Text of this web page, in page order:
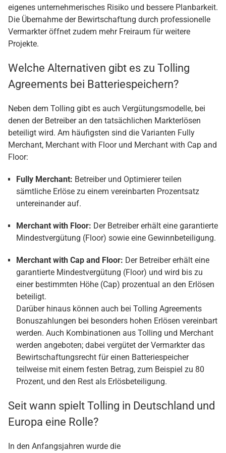
eigenes unternehmerisches Risiko und bessere Planbarkeit.
Die Übernahme der Bewirtschaftung durch professionelle
Vermarkter öffnet zudem mehr Freiraum für weitere
Projekte.
Welche Alternativen gibt es zu Tolling
Agreements bei Batteriespeichern?
Neben dem Tolling gibt es auch Vergütungsmodelle, bei
denen der Betreiber an den tatsächlichen Markterlösen
beteiligt wird. Am häufigsten sind die Varianten Fully
Merchant, Merchant with Floor und Merchant with Cap and
Floor:
Fully Merchant: Betreiber und Optimierer teilen
sämtliche Erlöse zu einem vereinbarten Prozentsatz
untereinander auf.
Merchant with Floor: Der Betreiber erhält eine garantierte
Mindestvergütung (Floor) sowie eine Gewinnbeteiligung.
Merchant with Cap and Floor: Der Betreiber erhält eine
garantierte Mindestvergütung (Floor) und wird bis zu
einer bestimmten Höhe (Cap) prozentual an den Erlösen
beteiligt.
Darüber hinaus können auch bei Tolling Agreements
Bonuszahlungen bei besonders hohen Erlösen vereinbart
werden. Auch Kombinationen aus Tolling und Merchant
werden angeboten; dabei vergütet der Vermarkter das
Bewirtschaftungsrecht für einen Batteriespeicher
teilweise mit einem festen Betrag, zum Beispiel zu 80
Prozent, und den Rest als Erlösbeteiligung.
Seit wann spielt Tolling in Deutschland und
Europa eine Rolle?
In den Anfangsjahren wurde die